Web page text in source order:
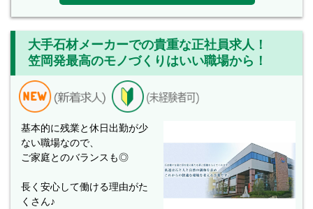
大手石材メーカーでの貴重な正社員求人！
笠岡発最高のモノづくりはいい職場から！
基本的に残業と休日出勤が少
ない職場なので、
ご家庭とのバランスも◎
長く安心して働ける理由がた
くさん♪